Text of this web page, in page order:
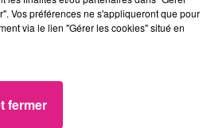
peut vite
leur
lorrains
Vos préférences ne s'appliqueront que pour
via le lien "Gérer les cookies" situé en
fermer